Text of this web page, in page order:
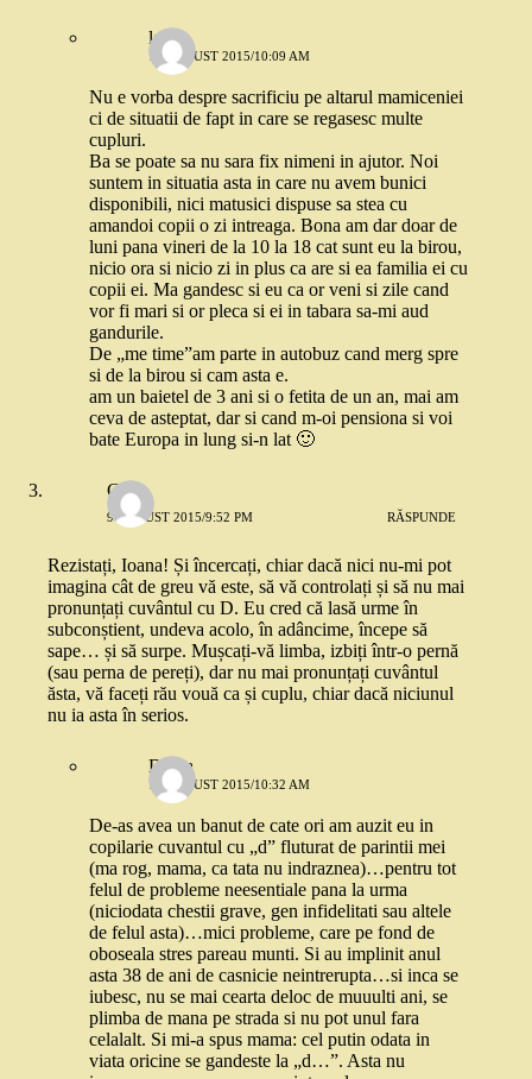
laura
10 AUGUST 2015/10:09 AM
Nu e vorba despre sacrificiu pe altarul mamiceniei
ci de situatii de fapt in care se regasesc multe
cupluri.
Ba se poate sa nu sara fix nimeni in ajutor. Noi
suntem in situatia asta in care nu avem bunici
disponibili, nici matusici dispuse sa stea cu
amandoi copii o zi intreaga. Bona am dar doar de
luni pana vineri de la 10 la 18 cat sunt eu la birou,
nicio ora si nicio zi in plus ca are si ea familia ei cu
copii ei. Ma gandesc si eu ca or veni si zile cand
vor fi mari si or pleca si ei in tabara sa-mi aud
gandurile.
De „me time”am parte in autobuz cand merg spre
si de la birou si cam asta e.
am un baietel de 3 ani si o fetita de un an, mai am
ceva de asteptat, dar si cand m-oi pensiona si voi
bate Europa in lung si-n lat 🙂
Greta
9 AUGUST 2015/9:52 PM RĂSPUNDE
Rezistați, Ioana! Și încercați, chiar dacă nici nu-mi pot
imagina cât de greu vă este, să vă controlați și să nu mai
pronunțați cuvântul cu D. Eu cred că lasă urme în
subconștient, undeva acolo, în adâncime, începe să
sape… și să surpe. Mușcați-vă limba, izbiți într-o pernă
(sau perna de pereți), dar nu mai pronunțați cuvântul
ăsta, vă faceți rău vouă ca și cuplu, chiar dacă niciunul
nu ia asta în serios.
Diana
10 AUGUST 2015/10:32 AM
De-as avea un banut de cate ori am auzit eu in
copilarie cuvantul cu „d” fluturat de parintii mei
(ma rog, mama, ca tata nu indraznea)…pentru tot
felul de probleme neesentiale pana la urma
(niciodata chestii grave, gen infidelitati sau altele
de felul asta)…mici probleme, care pe fond de
oboseala stres pareau munti. Si au implinit anul
asta 38 de ani de casnicie neintrerupta…si inca se
iubesc, nu se mai cearta deloc de muuulti ani, se
plimba de mana pe strada si nu pot unul fara
celalalt. Si mi-a spus mama: cel putin odata in
viata oricine se gandeste la „d…”. Asta nu